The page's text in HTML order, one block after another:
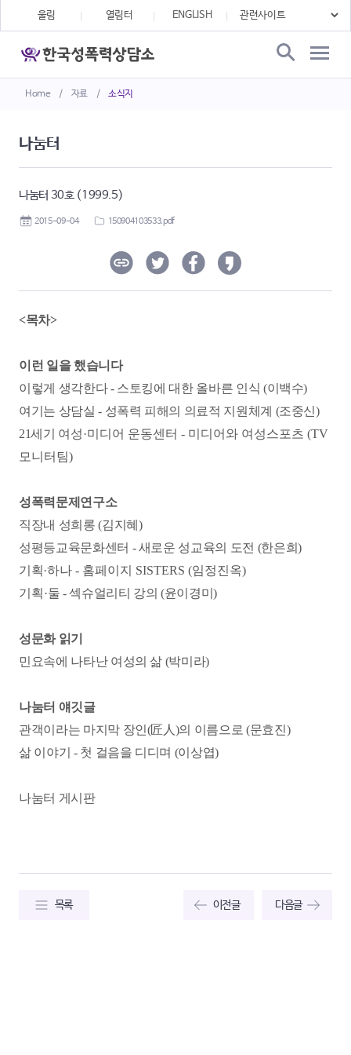
Home / 자료 / 소식지
울림 열림터 ENGLISH
나눔터
나눔터 30호 (1999.5)
2015-09-04 150904103533.pdf
<목차>
이런 일을 했습니다
이렇게 생각한다 - 스토킹에 대한 올바른 인식 (이백수)
여기는 상담실 - 성폭력 피해의 의료적 지원체계 (조중신)
21세 기 여성 ·미디어 운동센터 - 미디어와 여성스포츠 (TV
모니터팀)
성폭력문제연구소
직장내 성희롱 (김지혜)
성평등교육문화센터 - 새로운 성교육의 도전 (한은희)
기획·하나 - 홈페이지 SISTERS (임정진옥)
기획 ·둘 - 섹슈얼리티 강의 (윤이경미)
성문화 읽기
민요속에 나타난 여성의 삶 (박미라)
나눔터 얘깃글
관객이라는 마지막 장인(匠人)의 이름으로 (문효진)
삶 이야기 - 첫 걸음을 디디며 (이상엽)
나눔터 게시판
목록 이전글 다음글